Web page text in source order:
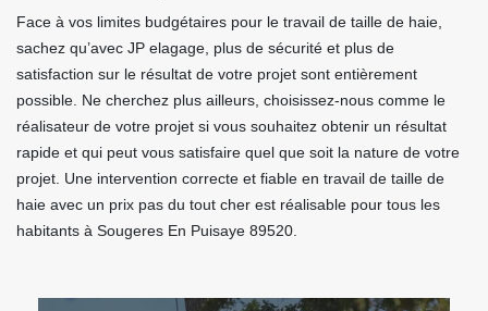
Face à vos limites budgétaires pour le travail de taille de haie,
sachez qu’avec JP elagage, plus de sécurité et plus de
satisfaction sur le résultat de votre projet sont entièrement
possible. Ne cherchez plus ailleurs, choisissez-nous comme le
réalisateur de votre projet si vous souhaitez obtenir un résultat
rapide et qui peut vous satisfaire quel que soit la nature de votre
projet. Une intervention correcte et fiable en travail de taille de
haie avec un prix pas du tout cher est réalisable pour tous les
habitants à Sougeres En Puisaye 89520.